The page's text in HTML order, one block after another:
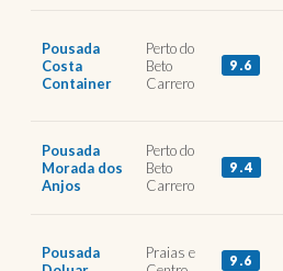
Pousada
Costa
Container
Perto do
Beto
Carrero
9.6
Pousada
Morada dos
Anjos
Perto do
Beto
Carrero
9.4
Pousada
Praias e
9.6